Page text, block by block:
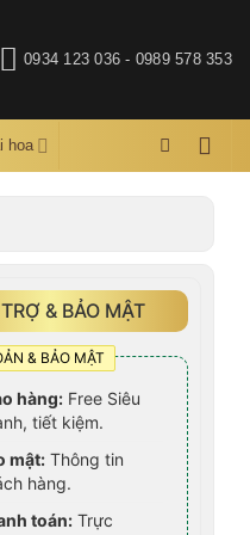
0934 123 036 - 0989 578 353
hoa
& BẢO MẬT
& BẢO MẬT
hàng: Free Siêu
tiết kiệm.
mật: Thông tin
hàng.
toán: Trực